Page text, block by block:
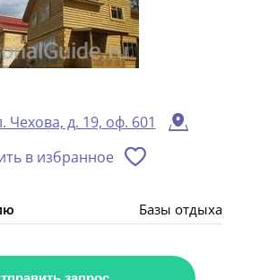
Чехова, д. 19, оф. 601
в избранное
Базы отдыха